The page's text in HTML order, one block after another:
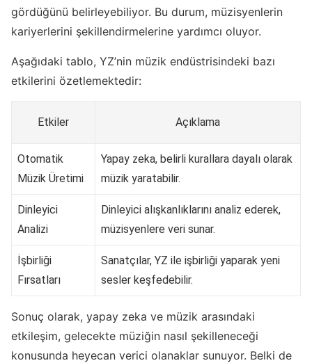
gördüğünü belirleyebiliyor. Bu durum, müzisyenlerin
kariyerlerini şekillendirmelerine yardımcı oluyor.
Aşağıdaki tablo, YZ’nin müzik endüstrisindeki bazı
etkilerini özetlemektedir:
Etkiler Açıklama
Otomatik
Müzik Üretimi
Yapay zeka, belirli kurallara dayalı olarak
müzik yaratabilir.
Dinleyici
Analizi
Dinleyici alışkanlıklarını analiz ederek,
müzisyenlere veri sunar.
İşbirliği
Fırsatları
Sanatçılar, YZ ile işbirliği yaparak yeni
sesler keşfedebilir.
Sonuç olarak, yapay zeka ve müzik arasındaki
etkileşim, gelecekte müziğin nasıl şekilleneceği
konusunda heyecan verici olanaklar sunuyor. Belki de